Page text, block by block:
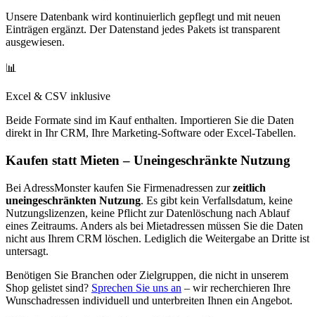
Unsere Datenbank wird kontinuierlich gepflegt und mit neuen
Einträgen ergänzt. Der Datenstand jedes Pakets ist transparent
ausgewiesen.
📊
Excel & CSV inklusive
Beide Formate sind im Kauf enthalten. Importieren Sie die Daten
direkt in Ihr CRM, Ihre Marketing-Software oder Excel-Tabellen.
Kaufen statt Mieten – Uneingeschränkte Nutzung
Bei AdressMonster kaufen Sie Firmenadressen zur zeitlich
uneingeschränkten Nutzung. Es gibt kein Verfallsdatum, keine
Nutzungslizenzen, keine Pflicht zur Datenlöschung nach Ablauf
eines Zeitraums. Anders als bei Mietadressen müssen Sie die Daten
nicht aus Ihrem CRM löschen. Lediglich die Weitergabe an Dritte ist
untersagt.
Benötigen Sie Branchen oder Zielgruppen, die nicht in unserem
Shop gelistet sind? Sprechen Sie uns an – wir recherchieren Ihre
Wunschadressen individuell und unterbreiten Ihnen ein Angebot.